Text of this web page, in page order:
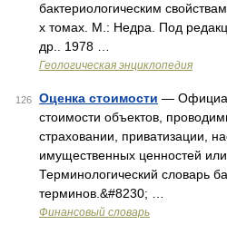
бактериологическим
х томах. М.: Недра. Под
др.. 1978 …
Геологическая энциклопедия
126 Оценка стоимости —
стоимости объектов,
страховании, приватизации,
имущественных ценностей или
Терминологический словарь
терминов.&#8230; …
Финансовый словарь